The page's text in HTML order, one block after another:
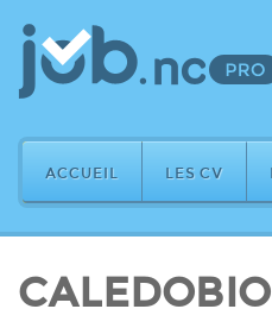
ACCUEIL LES CV
CALEDOBIO